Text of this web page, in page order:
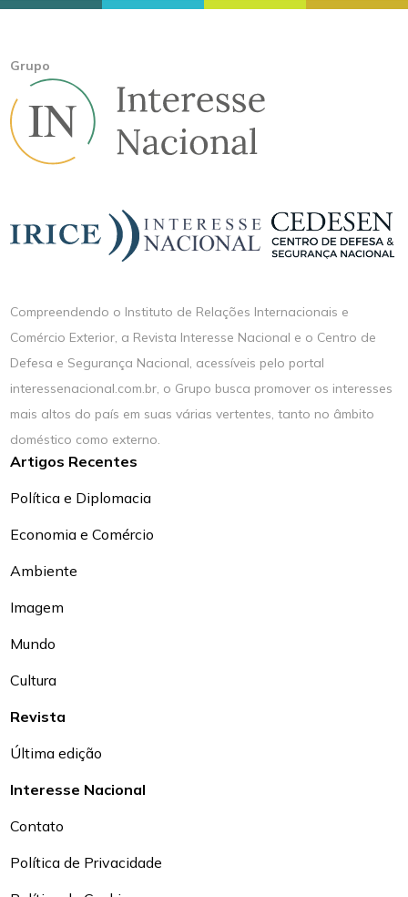
Grupo
Compreendendo o Instituto de Relações Internacionais e
Comércio Exterior, a Revista Interesse Nacional e o Centro de
Defesa e Segurança Nacional, acessíveis pelo portal
interessenacional.com.br, o Grupo busca promover os interesses
mais altos do país em suas várias vertentes, tanto no âmbito
doméstico como externo.
Artigos Recentes
Política e Diplomacia
Economia e Comércio
Ambiente
Imagem
Mundo
Cultura
Revista
Última edição
Interesse Nacional
Contato
Política de Privacidade